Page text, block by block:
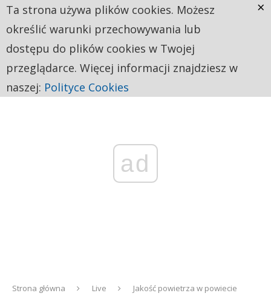
ad
Strona główna Live
Jakość powietrza w powiecie
Ta strona używa plików cookies. Możesz
określić warunki przechowywania lub
dostępu do plików cookies w Twojej
przeglądarce. Więcej informacji znajdziesz w
naszej: Polityce Cookies
×